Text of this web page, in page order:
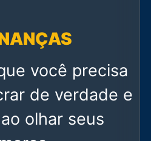
você precisa
de verdade e
olhar seus